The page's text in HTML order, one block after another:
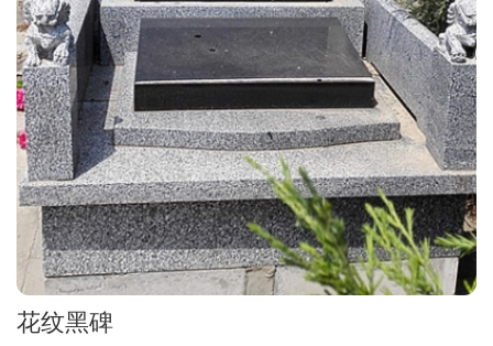
花纹黑碑